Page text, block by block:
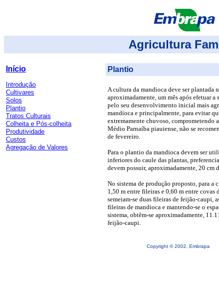
Agricultura
Início
Introdução
Cultivares
Solos
Plantio
Tratos Culturais
Colheita e Pós-colheita
Produtividade
Custos
Agregação de Valores
Plantio
A cultura da mandioca deve ser plantada
aproximadamente, um mês após efetuar
pelo seu desenvolvimento inicial mais
mandioca e principalmente, para evitar
extremamente chuvoso, comprometendo
Médio Parnaíba piauiense, não se
de fevereiro.
Para o plantio da mandioca devem ser
inferiores do caule das plantas,
devem possuir, aproximadamente, 20 cm
No sistema de produção proposto, para a
1,50 m entre fileiras e 0,60 m entre covas
semeiam-se duas fileiras de feijão-caupi,
fileiras de mandioca e mantendo-se o
sistema, obtêm-se aproximadamente,
feijão-caupi.
Copyright © 2002, Embrapa